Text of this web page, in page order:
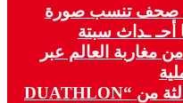
.. صحف تنسب صورة
أحـ ـداث سبتة
2,7 مليون من مغاربة العالم عبر
طنجة : تنظيم النسخة الثالثة من “DUATHLON